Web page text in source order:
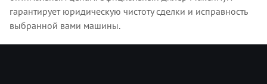
гарантирует юридическую чистоту сделки и исправность
выбранной вами машины.